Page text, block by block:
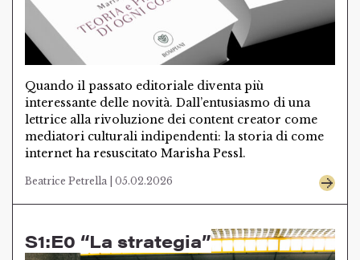
Quando il passato editoriale diventa più
interessante delle novità. Dall’entusiasmo di una
lettrice alla rivoluzione dei content creator come
mediatori culturali indipendenti: la storia di come
internet ha resuscitato Marisha Pessl.
Beatrice Petrella | 05.02.2026
S1:E0 “La strategia”